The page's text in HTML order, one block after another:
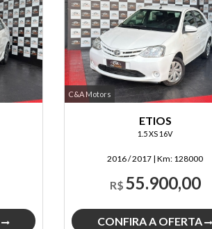
C&A Motors
ETIOS
1.5 XS 16V
2016 / 2017 |Km: 128000
R$ 55.900,00
CONFIRA A OFERTA